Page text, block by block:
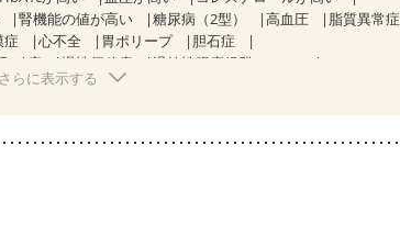
腎機能の値が高い 糖尿病（2型） 高血圧
脂質異常症
症 心不全 胃ポリープ
胆石症
痔 慢性便秘症
過敏性腸症候群（IBS）
尿病性腎症（第２期）
重増加が気になる（初期）
さらに表示する